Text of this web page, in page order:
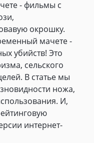
- фильмы с
окрошку.
мачете -
убийств! Это
сельского
В статье мы
ножа,
И,
интернет-